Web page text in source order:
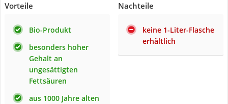
Vorteile
Bio-Produkt
besonders hoher
Gehalt an
ungesättigten
Fettsäuren
aus 1000 Jahre alten
Nachteile
keine 1-Liter-Flasche
erhältlich